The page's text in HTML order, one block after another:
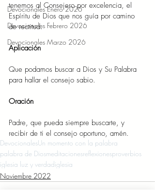
Devocionales Enero 2026
Devocionales Febrero 2026
Devocionales Marzo 2026
tenemos al Consejero por excelencia, el
Espíritu de Dios que nos guía por camino
de rectitud.
Aplicación
Que podamos buscar a Dios y Su Palabra
para hallar el consejo sabio.
Oración
Padre, que pueda siempre buscarte, y
recibir de ti el consejo oportuno, amén.
DevocionalesUn momento con la palabra
palabra de Diosmeditacionesreflexionesproverbios
iglesia luz y verdadiglesia
Noviembre 2022